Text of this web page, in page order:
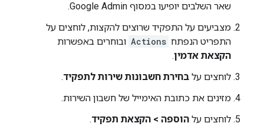
שאר השלבים יופיעו במסוף Google Admin.
מצביעים על התפקיד שרוצים להקצות, לוחצים על
התפריט הנפתח Actions ובוחרים באפשרות
הקצאת אדמין.
לוחצים על בחירת חשבונות שירות לתפקיד.
מזינים את כתובת האימייל של חשבון השירות.
לוחצים על הוספה > הקצאת תפקיד.